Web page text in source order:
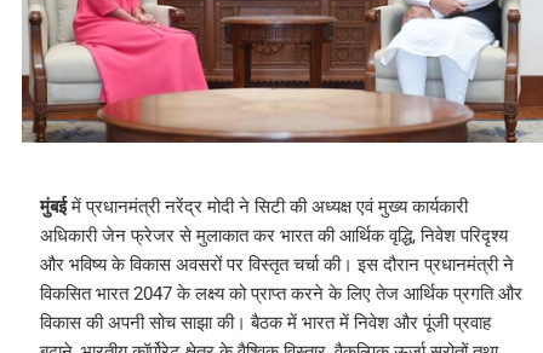
मुंबईमें प्रधानमंत्री नरेंद्र मोदी ने सिटी की अध्यक्ष एवं मुख्य कार्यकारी
अधिकारी जेन फ्रेजर से मुलाकात कर भारत की आर्थिक वृद्धि, निवेश परिदृश्य
और भविष्य के विकास अवसरों पर विस्तृत चर्चा की। इस दौरान प्रधानमंत्री ने
विकसित भारत 2047 के लक्ष्य को प्राप्त करने के लिए तेज आर्थिक प्रगति और
विकास की अपनी सोच साझा की। बैठक में भारत में निवेश और पूंजी प्रवाह